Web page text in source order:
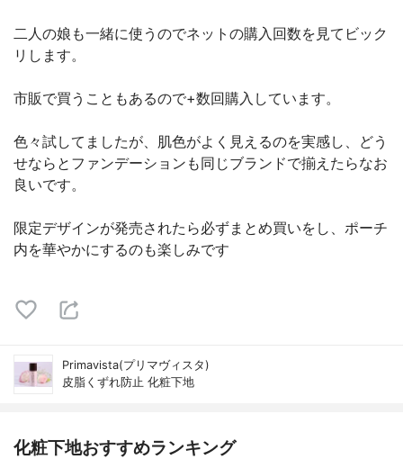
二人の娘も一緒に使うのでネットの購入回数を見てビック
リします。
市販で買うこともあるので+数回購入しています。
色々試してましたが、肌色がよく見えるのを実感し、どう
せならとファンデーションも同じブランドで揃えたらなお
良いです。
限定デザインが発売されたら必ずまとめ買いをし、ポーチ
内を華やかにするのも楽しみです
Primavista(プリマヴィスタ)
皮脂くずれ防止 化粧下地
化粧下地おすすめランキング